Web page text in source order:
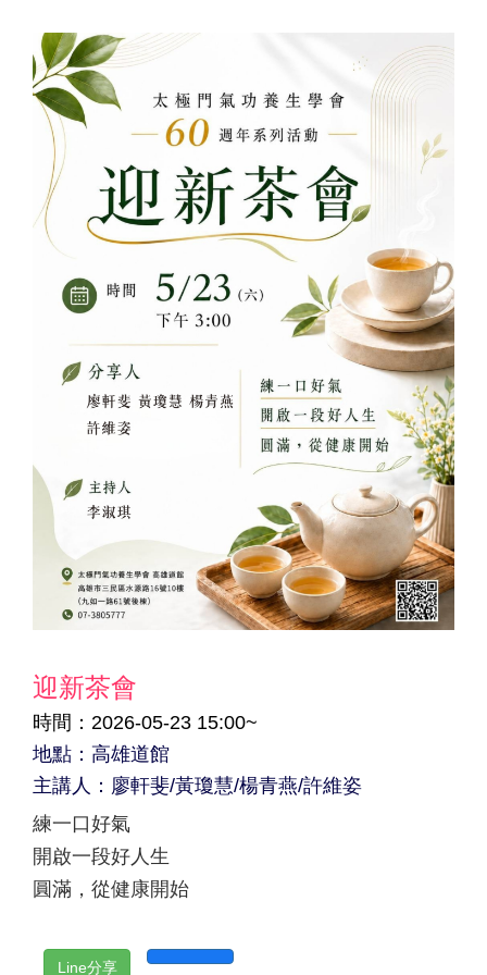
迎新茶會
時間：2026-05-23 15:00~
地點：高雄道館
主講人：廖軒斐/黃瓊慧/楊青燕/許維姿
練一口好氣
開啟一段好人生
圓滿，從健康開始
Line分享